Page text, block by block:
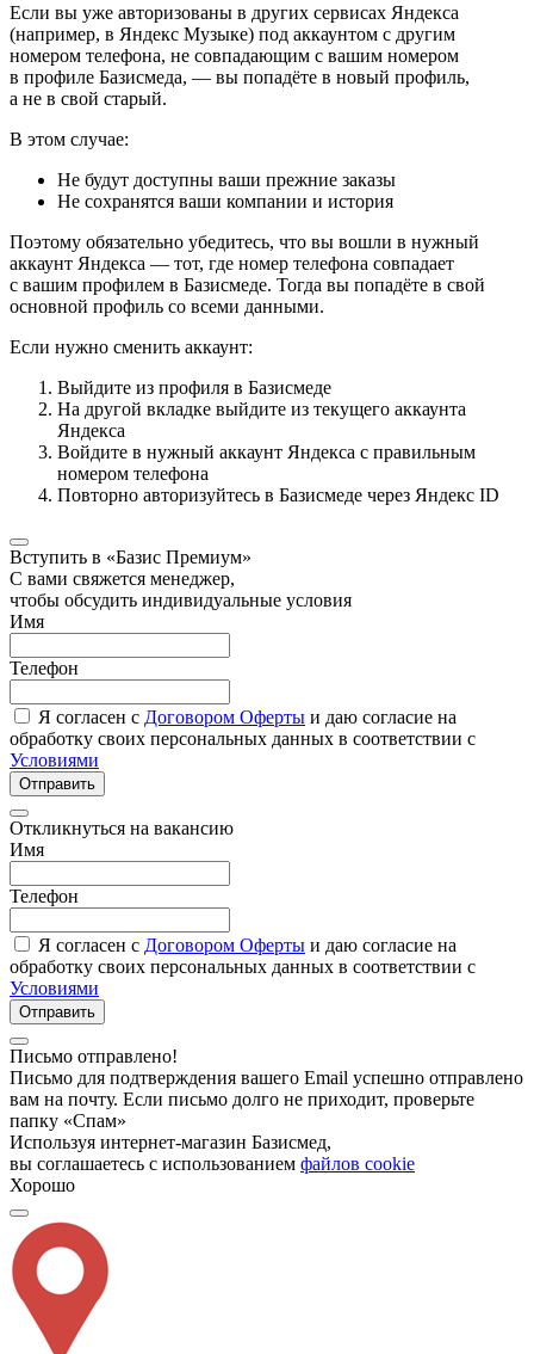
Если вы уже авторизованы в других сервисах Яндекса
(например, в Яндекс Музыке) под аккаунтом с другим
номером телефона, не совпадающим с вашим номером
в профиле Базисмеда, — вы попадёте в новый профиль,
а не в свой старый.
В этом случае:
Не будут доступны ваши прежние заказы
Не сохранятся ваши компании и история
Поэтому обязательно убедитесь, что вы вошли в нужный
аккаунт Яндекса — тот, где номер телефона совпадает
с вашим профилем в Базисмеде. Тогда вы попадёте в свой
основной профиль со всеми данными.
Если нужно сменить аккаунт:
Выйдите из профиля в Базисмеде
На другой вкладке выйдите из текущего аккаунта
Яндекса
Войдите в нужный аккаунт Яндекса с правильным
номером телефона
Повторно авторизуйтесь в Базисмеде через Яндекс ID
Вступить в «Базис Премиум»
С вами свяжется менеджер,
чтобы обсудить индивидуальные условия
Имя
Телефон
Я согласен с Договором Оферты и даю согласие на
обработку своих персональных данных в соответствии с
Условиями
Отправить
Откликнуться на вакансию
Имя
Телефон
Я согласен с Договором Оферты и даю согласие на
обработку своих персональных данных в соответствии с
Условиями
Отправить
Письмо отправлено!
Письмо для подтверждения вашего Email успешно отправлено
вам на почту. Если письмо долго не приходит, проверьте
папку «Спам»
Используя интернет-магазин Базисмед,
вы соглашаетесь с использованием файлов cookie
Хорошо